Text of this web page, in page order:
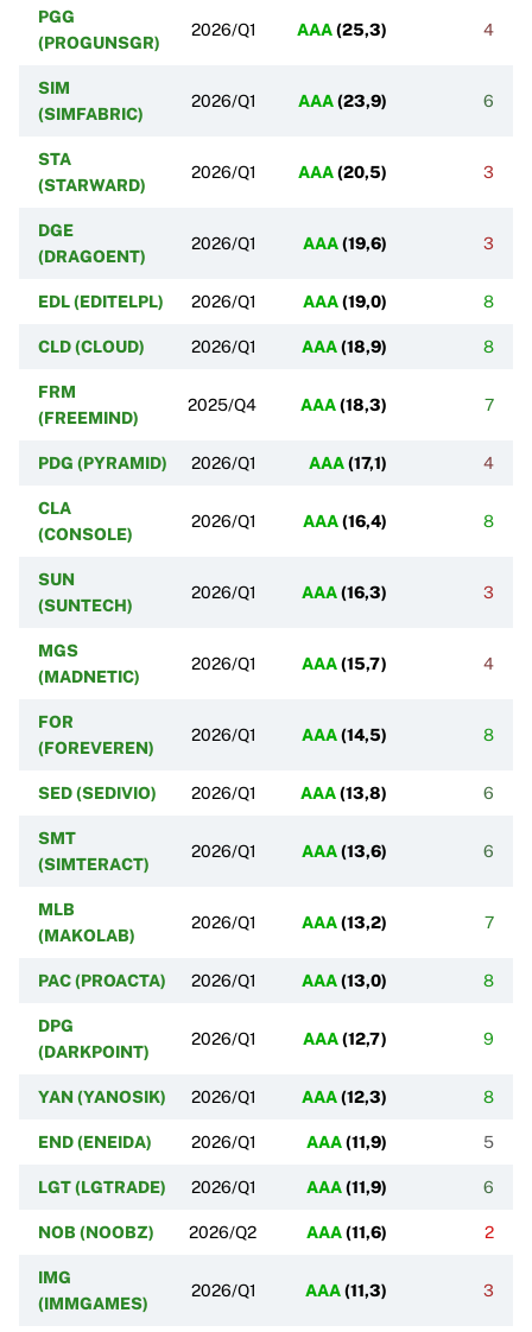
PGG
(PROGUNSGR)
2026/Q1 AAA(25,3) 4
SIM
(SIMFABRIC)
2026/Q1 AAA(23,9) 6
STA
(STARWARD)
2026/Q1 AAA(20,5) 3
DGE
(DRAGOENT)
2026/Q1 AAA(19,6) 3
EDL (EDITELPL) 2026/Q1 AAA(19,0) 8
CLD (CLOUD) 2026/Q1 AAA(18,9) 8
FRM
(FREEMIND)
2025/Q4 AAA(18,3) 7
PDG (PYRAMID) 2026/Q1 AAA(17,1) 4
CLA
(CONSOLE)
2026/Q1 AAA(16,4) 8
SUN
(SUNTECH)
2026/Q1 AAA(16,3) 3
MGS
(MADNETIC)
2026/Q1 AAA(15,7) 4
FOR
(FOREVEREN)
2026/Q1 AAA(14,5) 8
SED (SEDIVIO) 2026/Q1 AAA(13,8) 6
SMT
(SIMTERACT)
2026/Q1 AAA(13,6) 6
MLB
(MAKOLAB)
2026/Q1 AAA(13,2) 7
PAC (PROACTA) 2026/Q1 AAA(13,0) 8
DPG
(DARKPOINT)
2026/Q1 AAA(12,7) 9
YAN (YANOSIK) 2026/Q1 AAA(12,3) 8
END (ENEIDA) 2026/Q1 AAA(11,9) 5
LGT (LGTRADE) 2026/Q1 AAA(11,9) 6
NOB (NOOBZ) 2026/Q2 AAA(11,6) 2
IMG
(IMMGAMES)
2026/Q1 AAA(11,3) 3